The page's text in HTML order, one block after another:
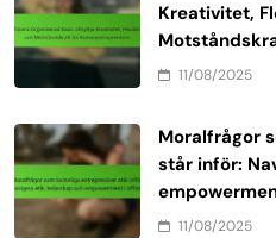
Kreativitet,
11/08/2025
Moralfrågor
står inför:
11/08/2025